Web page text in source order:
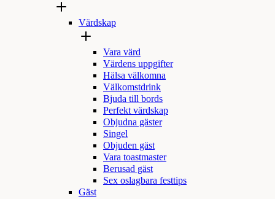
Värdskap
Vara värd
Värdens uppgifter
Hälsa välkomna
Välkomstdrink
Bjuda till bords
Perfekt värdskap
Objudna gäster
Singel
Objuden gäst
Vara toastmaster
Berusad gäst
Sex oslagbara festtips
Gäst